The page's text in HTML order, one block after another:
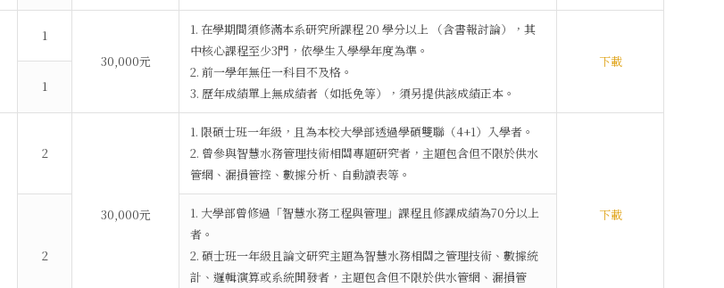
1
30,000元
1. 在學期間須修滿本系研究所課程 20 學分以上 （含書報討論），其
中核心課程至少3門，依學生入學學年度為準。
2. 前一學年無任一科目不及格。
3. 歷年成績單上無成績者（如抵免等），須另提供該成績正本。
下載
1
2
30,000元
1. 限碩士班一年級，且為本校大學部透過學碩雙聯（4+1）入學者。
2. 曾參與智慧水務管理技術相關專題研究者，主題包含但不限於供水
管網、漏損管控、數據分析、自動讀表等。
下載
2
1. 大學部曾修過「智慧水務工程與管理」課程且修課成績為70分以上
者。
2. 碩士班一年級且論文研究主題為智慧水務相關之管理技術、數據統
計、邏輯演算或系統開發者，主題包含但不限於供水管網、漏損管